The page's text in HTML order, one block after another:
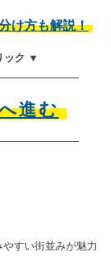
け方も解説！
ック ▼
進む
すい街並みが魅力